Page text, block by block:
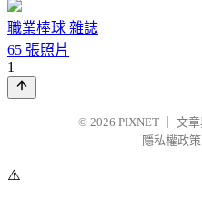
職業棒球 雜誌
65 張照片
1
© 2026 PIXNET
文
隱私權政策
⚠️